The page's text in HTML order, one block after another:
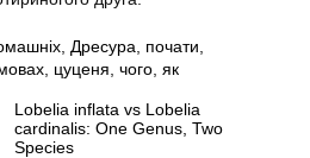
Дресура почати
цуценя чого як
Lobelia inflata vs Lobelia
cardinalis: One Genus, Two
Species